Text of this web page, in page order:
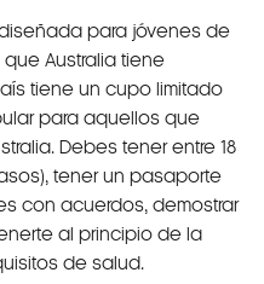
diseñada para jóvenes de
Australia tiene
tiene un cupo limitado
para aquellos que
Debes tener entre 18
tener un pasaporte
con acuerdos, demostrar
al principio de la
de salud.